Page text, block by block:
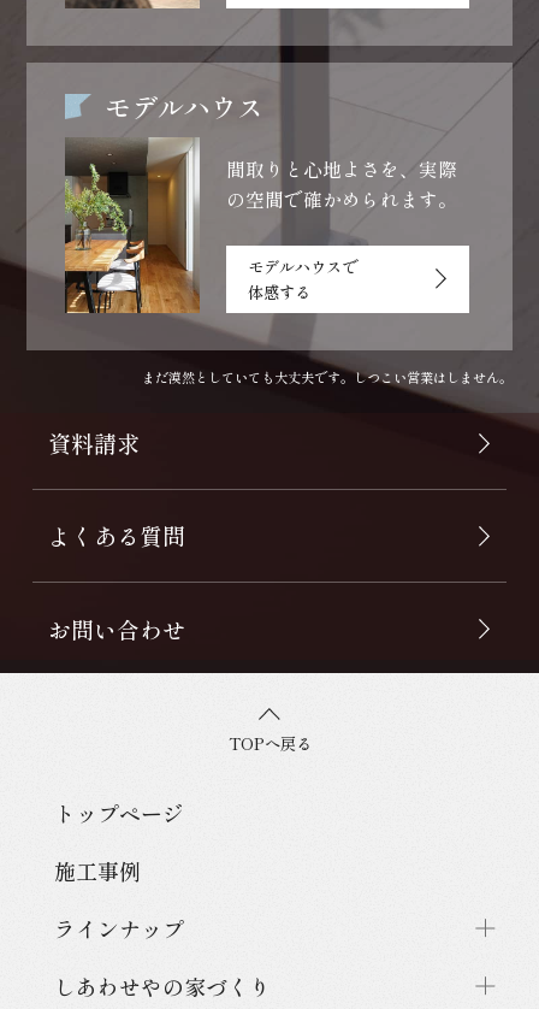
モデルハウス
間取りと心地よさを、 実際
の空間で確かめられます。
モデルハウスで
体感する
まだ漠然としていても大丈夫です。しつこい営業はしません。
資料請求
よくある質問
お問い合わせ
TOPへ戻る
トップページ
施工事例
ラインナップ
しあわせやの家づくり